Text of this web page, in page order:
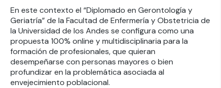
En este contexto el “Diplomado en Gerontología y
Geriatría” de la Facultad de Enfermería y Obstetricia de
la Universidad de los Andes se configura como una
propuesta 100% online y multidisciplinaria para la
formación de profesionales, que quieran
desempeñarse con personas mayores o bien
profundizar en la problemática asociada al
envejecimiento poblacional.